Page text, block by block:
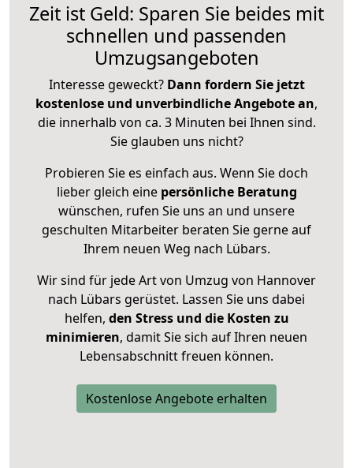
Zeit ist Geld: Sparen Sie beides mit
schnellen und passenden
Umzugsangeboten
Interesse geweckt? Dann fordern Sie jetzt
kostenlose und unverbindliche Angebote an,
die innerhalb von ca. 3 Minuten bei Ihnen sind.
Sie glauben uns nicht?
Probieren Sie es einfach aus. Wenn Sie doch
lieber gleich eine persönliche Beratung
wünschen, rufen Sie uns an und unsere
geschulten Mitarbeiter beraten Sie gerne auf
Ihrem neuen Weg nach Lübars.
Wir sind für jede Art von Umzug von Hannover
nach Lübars gerüstet. Lassen Sie uns dabei
helfen, den Stress und die Kosten zu
minimieren, damit Sie sich auf Ihren neuen
Lebensabschnitt freuen können.
Kostenlose Angebote erhalten